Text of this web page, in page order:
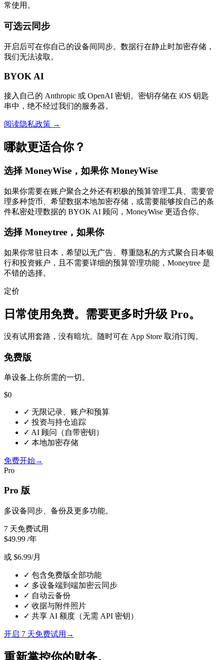
常使用。
可选云同步
开启后可在你自己的设备间同步。数据行在静止时加密存储，
我们无法读取。
BYOK AI
接入自己的 Anthropic 或 OpenAI 密钥。密钥存储在 iOS 钥匙
串中，绝不经过我们的服务器。
阅读隐私政策 →
哪款更适合你？
选择 MoneyWise，如果你 MoneyWise
如果你需要在账户聚合之外还有积极的预算管理工具、需要管
理多种货币、希望数据本地加密存储，或需要能够按自己的条
件私密处理数据的 BYOK AI 顾问，MoneyWise 更适合你。
选择 Moneytree，如果你
如果你常驻日本，希望以无广告、尊重隐私的方式聚合日本银
行和投资账户，且不需要详细的预算管理功能，Moneytree 是
不错的选择。
定价
日常使用免费。需要更多时升级 Pro。
没有试用套路，没有暗坑。随时可在 App Store 取消订阅。
免费版
单设备上你所需的一切。
$0
✓ 无限记录、账户和预算
✓ 投资与持仓追踪
✓ AI 顾问（自带密钥）
✓ 本地加密存储
免费开始→
Pro
Pro 版
多设备同步、备份及更多功能。
7 天免费试用
$49.99 /年
或 $6.99/月
✓ 包含免费版全部功能
✓ 多设备端到端加密云同步
✓ 自动云备份
✓ 收据与附件照片
✓ 共享 AI 额度（无需 API 密钥）
开启 7 天免费试用 →
重新掌控你的财务。